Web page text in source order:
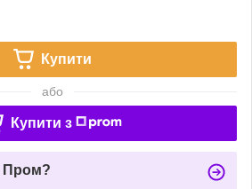
Купити
або
Купити з
Пром?